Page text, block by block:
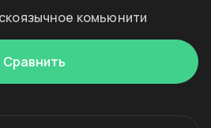
комьюнити
Сравнить